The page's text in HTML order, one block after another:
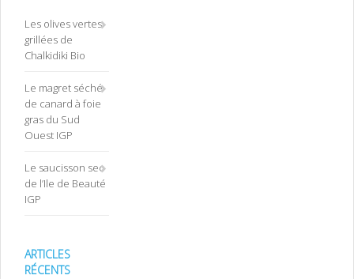
Les olives vertes
grillées de
Chalkidiki Bio
Le magret séché
de canard à foie
gras du Sud
Ouest IGP
Le saucisson sec
de l’Ile de Beauté
IGP
ARTICLES
RÉCENTS